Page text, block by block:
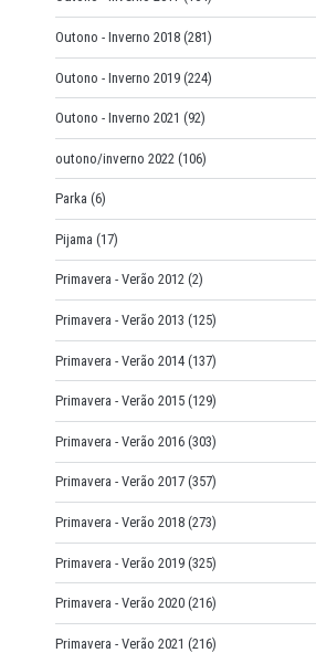
Outono - Inverno 2018 (281)
Outono - Inverno 2019 (224)
Outono - Inverno 2021 (92)
outono/inverno 2022 (106)
Parka (6)
Pijama (17)
Primavera - Verão 2012 (2)
Primavera - Verão 2013 (125)
Primavera - Verão 2014 (137)
Primavera - Verão 2015 (129)
Primavera - Verão 2016 (303)
Primavera - Verão 2017 (357)
Primavera - Verão 2018 (273)
Primavera - Verão 2019 (325)
Primavera - Verão 2020 (216)
Primavera - Verão 2021 (216)